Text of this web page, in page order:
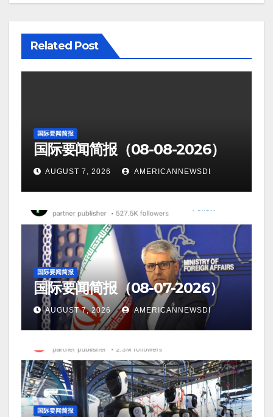
Related Post
国际要闻简报
国际要闻简报（08-08-2026）
AUGUST 7, 2026 AMERICANNEWSDI
国际要闻简报
国际要闻简报（08-07-2026）
AUGUST 7, 2026 AMERICANNEWSDI
国际要闻简报